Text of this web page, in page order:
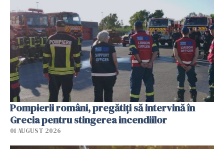
Pompierii români, pregătiţi să intervină în
Grecia pentru stingerea incendiilor
01 AUGUST 2026